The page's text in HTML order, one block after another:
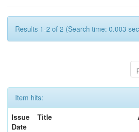
Results 1-2 of 2 (Search time: 0.003
Item hits:
Issue
Date
Title